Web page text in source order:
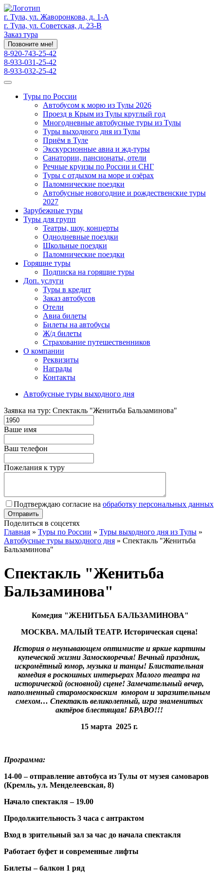
г. Тула, ул. Жаворонкова, д. 1-А
г. Тула, ул. Советская, д. 23-В
Заказ тура
Позвоните мне!
8-920-743-25-42
8-933-031-25-42
8-933-032-25-42
Туры по России
Автобусом к морю из Тулы 2026
Проезд в Крым из Тулы круглый год
Многодневные автобусные туры из Тулы
Туры выходного дня из Тулы
Приём в Туле
Экскурсионные авиа и жд-туры
Санатории, пансионаты, отели
Речные круизы по России и СНГ
Туры с отдыхом на море и озёрах
Паломнические поездки
Автобусные новогодние и рождественские туры
2027
Зарубежные туры
Туры для групп
Театры, шоу, концерты
Однодневные поездки
Школьные поездки
Паломнические поездки
Горящие туры
Подписка на горящие туры
Доп. услуги
Туры в кредит
Заказ автобусов
Отели
Авиа билеты
Билеты на автобусы
Ж/д билеты
Страхование путешественников
О компании
Реквизиты
Награды
Контакты
Автобусные туры выходного дня
Заявка на тур: Спектакль "Женитьба Бальзаминова"
Ваше имя
Ваш телефон
Пожелания к туру
Подтверждаю согласие на обработку персональных данных
Поделиться в соцсетях
Главная » Туры по России » Туры выходного дня из Тулы »
Автобусные туры выходного дня » Спектакль "Женитьба
Бальзаминова"
Спектакль "Женитьба
Бальзаминова"
Комедия "ЖЕНИТЬБА БАЛЬЗАМИНОВА"
МОСКВА. МАЛЫЙ ТЕАТР. Историческая сцена!
История о неунывающем оптимисте и яркие картины
купеческой жизни Замоскворечья! Вечный праздник,
искромётный юмор, музыка и танцы! Блистательная
комедия в роскошных интерьерах Малого театра на
исторической (основной) сцене! Замечательный вечер,
наполненный старомосковским юмором и заразительным
смехом… Спектакль великолепный, игра знаменитых
актёров блестящая! БРАВО!!!
15 марта 2025 г.
Программа:
14-00 – отправление автобуса из Тулы от музея самоваров
(Кремль, ул. Менделеевская, 8)
Начало спектакля – 19.00
Продолжительность 3 часа с антрактом
Вход в зрительный зал за час до начала спектакля
Работает буфет и современные лифты
Билеты – балкон 1 ряд